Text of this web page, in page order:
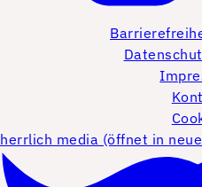
herrlich media (öffnet in